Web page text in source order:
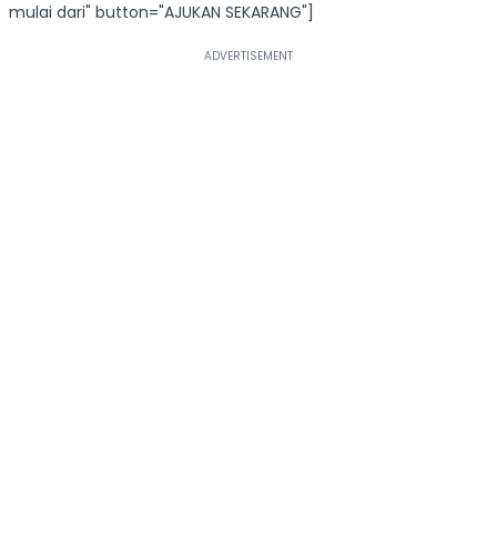
mulai dari" button="AJUKAN SEKARANG"]